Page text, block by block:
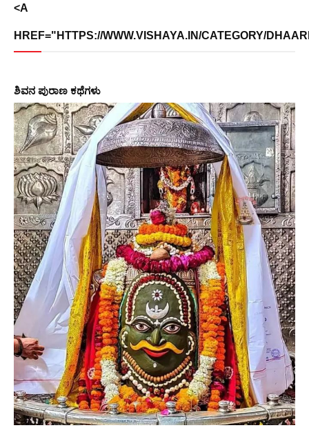
<A
HREF="HTTPS://WWW.VISHAYA.IN/CATEGORY/
ಶಿವನ ಪುರಾಣ ಕಥೆಗಳು